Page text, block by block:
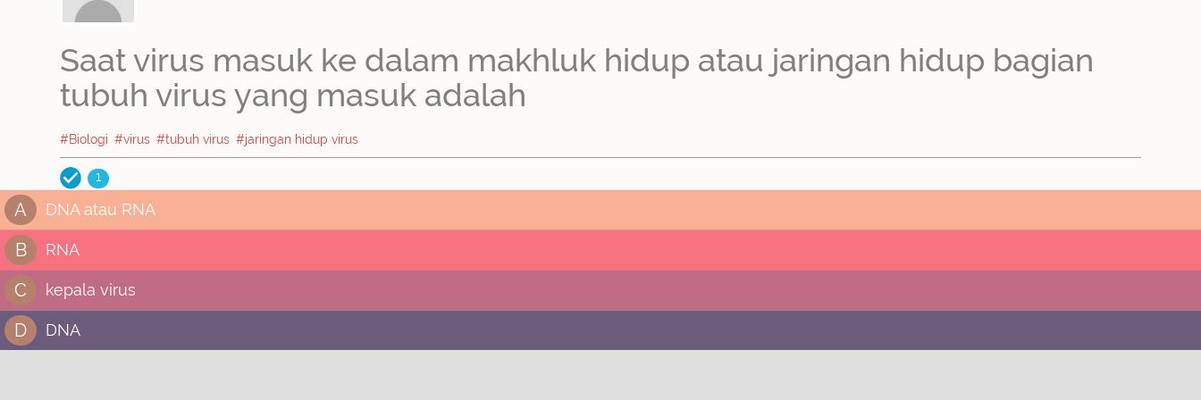
Saat virus masuk ke dalam makhluk hidup atau jaringan hidup bagian
tubuh virus yang masuk adalah
#Biologi #virus #tubuh virus #jaringan hidup virus
1
A DNA atau RNA
B RNA
C kepala virus
D DNA